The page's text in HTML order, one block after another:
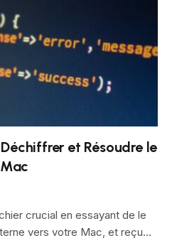
et Résoudre le
crucial en essayant de le
vers votre Mac, et reçu…